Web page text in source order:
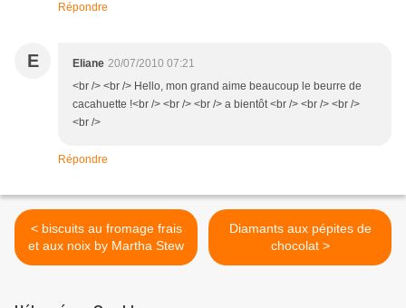
Répondre
E Eliane 20/07/2010 07:21
<br /> <br /> Hello, mon grand aime beaucoup le beurre de
cacahuette !<br /> <br /> <br /> a bientôt <br /> <br /> <br />
<br />
Répondre
< biscuits au fromage frais
et aux noix by Martha Stew
Diamants aux pépites de
chocolat >